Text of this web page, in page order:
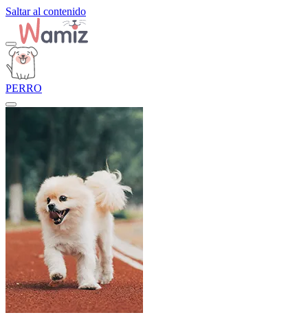
Saltar al contenido
PERRO